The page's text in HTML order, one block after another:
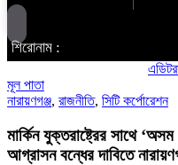
শিরোনাম :
এডিটরস
মূল পাতা
নারায়ণগঞ্জ, রাজনীতি, সিটি কর্পোরেশন
মার্কিন যুক্তরাষ্ট্রের সাথে
আগ্রাসন বন্ধের দাবিতে